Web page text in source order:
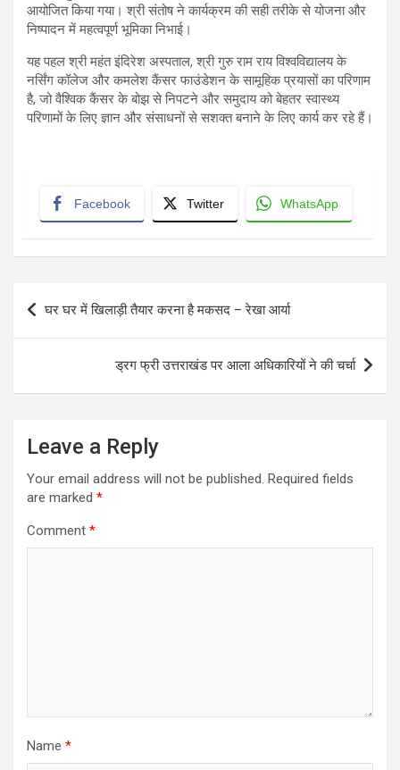
आयोजित किया गया। श्री संतोष ने कार्यक्रम की सही तरीके से योजना और
निष्पादन में महत्वपूर्ण भूमिका निभाई।
यह पहल श्री महंत इंदिरेश अस्पताल, श्री गुरु राम राय विश्वविद्यालय के
नर्सिंग कॉलेज और कमलेश कैंसर फाउंडेशन के सामूहिक प्रयासों का परिणाम
है, जो वैश्विक कैंसर के बोझ से निपटने और समुदाय को बेहतर स्वास्थ्य
परिणामों के लिए ज्ञान और संसाधनों से सशक्त बनाने के लिए कार्य कर रहे हैं।
Facebook Twitter WhatsApp
Post
navigation
घर घर में खिलाड़ी तैयार करना है मकसद – रेखा आर्या
ड्रग फ्री उत्तराखंड पर आला अधिकारियों ने की चर्चा
Leave a Reply
Your email address will not be published. Required fields
are marked *
Comment *
Name *